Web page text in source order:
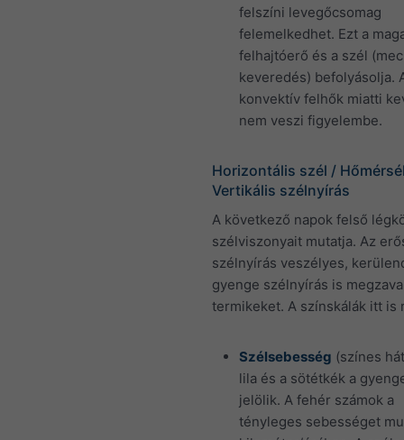
felszíni levegőcsomag
felemelkedhet. Ezt a
felhajtóerő és a szél
keveredés) befolyásolja.
konvektív felhők miatti
nem veszi figyelembe.
Horizontális szél /
Vertikális szélnyírás
A következő napok felső
szélviszonyait mutatja. Az
szélnyírás veszélyes,
gyenge szélnyírás is
termikeket. A színskálák itt is
Szélsebesség (színes
lila és a sötétkék a
jelölik. A fehér számok a
tényleges sebességet